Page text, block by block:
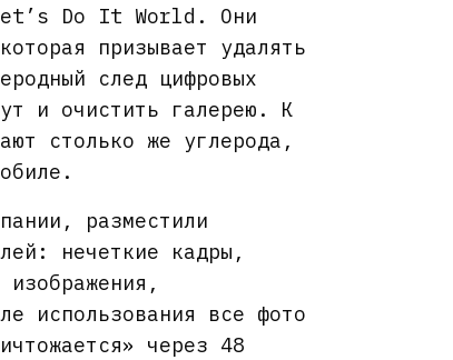
Do It World. Они
призывает удалять
след цифровых
и очистить галерею. К
столько же углерода,
разместили
нечеткие кадры,
использования все фото
через 48